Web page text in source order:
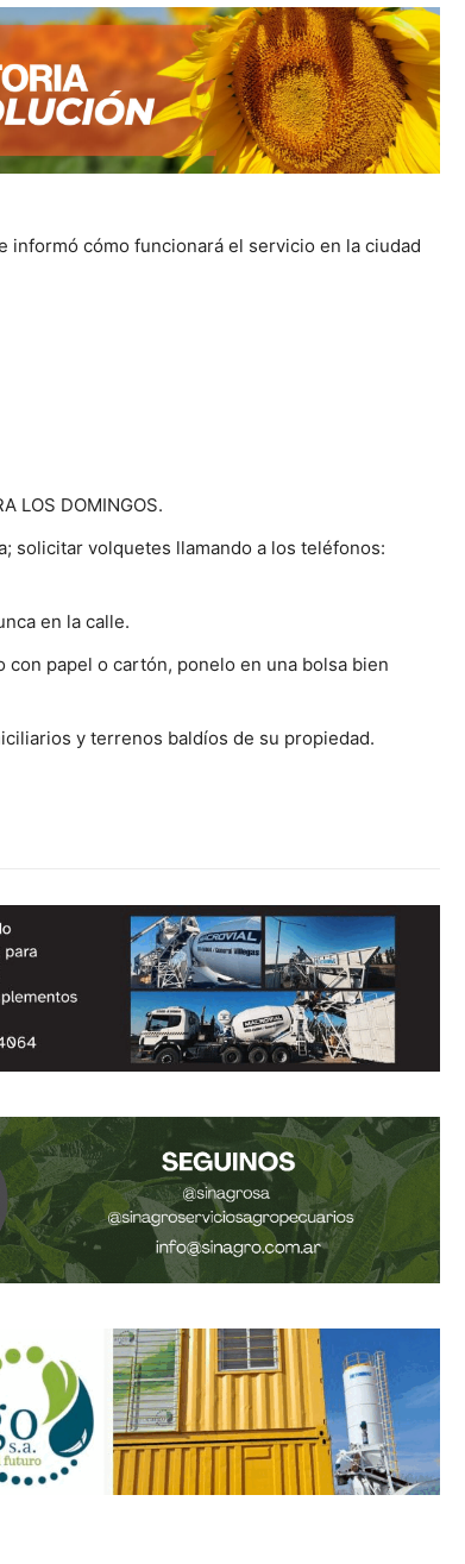
informó cómo funcionará el servicio en la ciudad
LOS DOMINGOS.
solicitar volquetes llamando a los teléfonos:
en la calle.
papel o cartón, ponelo en una bolsa bien
y terrenos baldíos de su propiedad.